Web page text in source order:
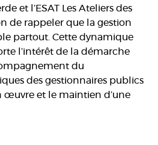
et l’ESAT Les Ateliers des
de rappeler que la gestion
partout. Cette dynamique
l’intérêt de la démarche
du
des gestionnaires publics
œuvre et le maintien d’une